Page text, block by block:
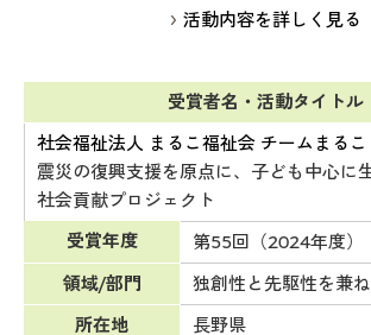
活動内容を詳しく見る
受賞者名・活動タイトル
社会福祉法人 まるこ福祉会 チームまるこ
震災の復興支援を原点に、子ども中心に
社会貢献プロジェクト
受賞年度
第55回（2024年度）
領域/部門
独創性と先駆性を兼
所在地
長野県